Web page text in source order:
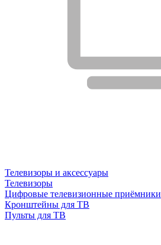
Телевизоры и аксессуары
Телевизоры
Цифровые телевизионные приёмники
Кронштейны для ТВ
Пульты для ТВ